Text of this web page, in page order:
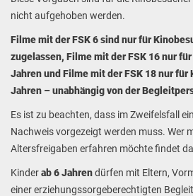
nicht aufgehoben werden.
Filme mit der FSK 6 sind nur für
zugelassen, Filme mit der FSK 16 nur
Jahren und Filme mit der FSK 18 nur für
Jahren – unabhängig von der
Es ist zu beachten, dass im Zweifelsfall
Nachweis vorgezeigt werden muss. Wer
Altersfreigaben erfahren möchte findet
Kinderab 6 Jahrendürfen mit Eltern,
einer erziehungssorgeberechtigten